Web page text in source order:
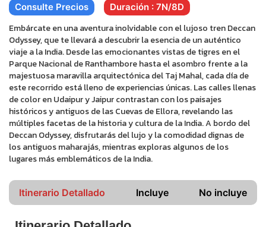
Consulte Precios Duración : 7N/8D
Embárcate en una aventura inolvidable con el lujoso tren Deccan
Odyssey, que te llevará a descubrir la esencia de un auténtico
viaje a la India. Desde las emocionantes vistas de tigres en el
Parque Nacional de Ranthambore hasta el asombro frente a la
majestuosa maravilla arquitectónica del Taj Mahal, cada día de
este recorrido está lleno de experiencias únicas. Las calles llenas
de color en Udaipur y Jaipur contrastan con los paisajes
históricos y antiguos de las Cuevas de Ellora, revelando las
múltiples facetas de la historia y cultura de la India. A bordo del
Deccan Odyssey, disfrutarás del lujo y la comodidad dignas de
los antiguos maharajás, mientras exploras algunos de los
lugares más emblemáticos de la India.
Itinerario Detallado Incluye No incluye